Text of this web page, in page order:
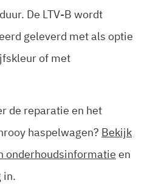
De LTV-B wordt
geleverd met als optie
of met
de reparatie en het
haspelwagen? Bekijk
onderhoudsinformatie en
in.